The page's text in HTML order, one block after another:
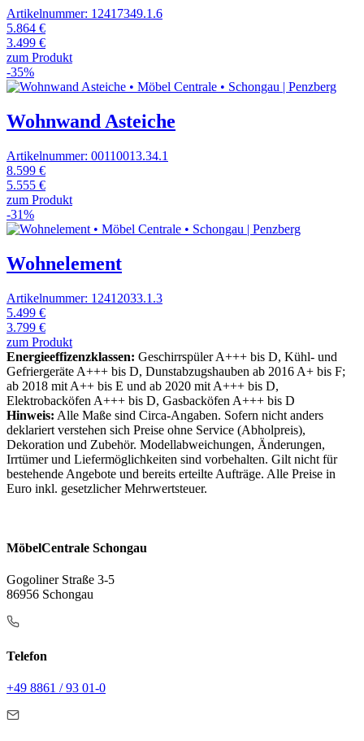
Artikelnummer: 12417349.1.6
5.864 €
3.499 €
zum Produkt
-35%
Wohnwand Asteiche
Artikelnummer: 00110013.34.1
8.599 €
5.555 €
zum Produkt
-31%
Wohnelement
Artikelnummer: 12412033.1.3
5.499 €
3.799 €
zum Produkt
Energieeffizenzklassen: Geschirrspüler A+++ bis D, Kühl- und
Gefriergeräte A+++ bis D, Dunstabzugshauben ab 2016 A+ bis F;
ab 2018 mit A++ bis E und ab 2020 mit A+++ bis D,
Elektrobacköfen A+++ bis D, Gasbacköfen A+++ bis D
Hinweis: Alle Maße sind Circa-Angaben. Sofern nicht anders
deklariert verstehen sich Preise ohne Service (Abholpreis),
Dekoration und Zubehör. Modellabweichungen, Änderungen,
Irrtümer und Liefermöglichkeiten sind vorbehalten. Gilt nicht für
bestehende Angebote und bereits erteilte Aufträge. Alle Preise in
Euro inkl. gesetzlicher Mehrwertsteuer.
MöbelCentrale Schongau
Gogoliner Straße 3-5
86956 Schongau
Telefon
+49 8861 / 93 01-0